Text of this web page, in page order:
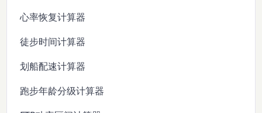
心率恢复计算器
徒步时间计算器
划船配速计算器
跑步年龄分级计算器